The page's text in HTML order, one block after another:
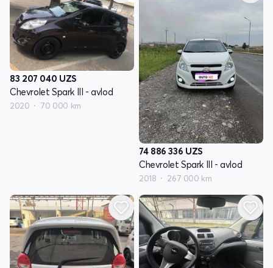
83 207 040 UZS
Chevrolet Spark III - avlod
2020 70 000 km
74 886 336 UZS
Chevrolet Spark III - avlod
2018 267 000 km